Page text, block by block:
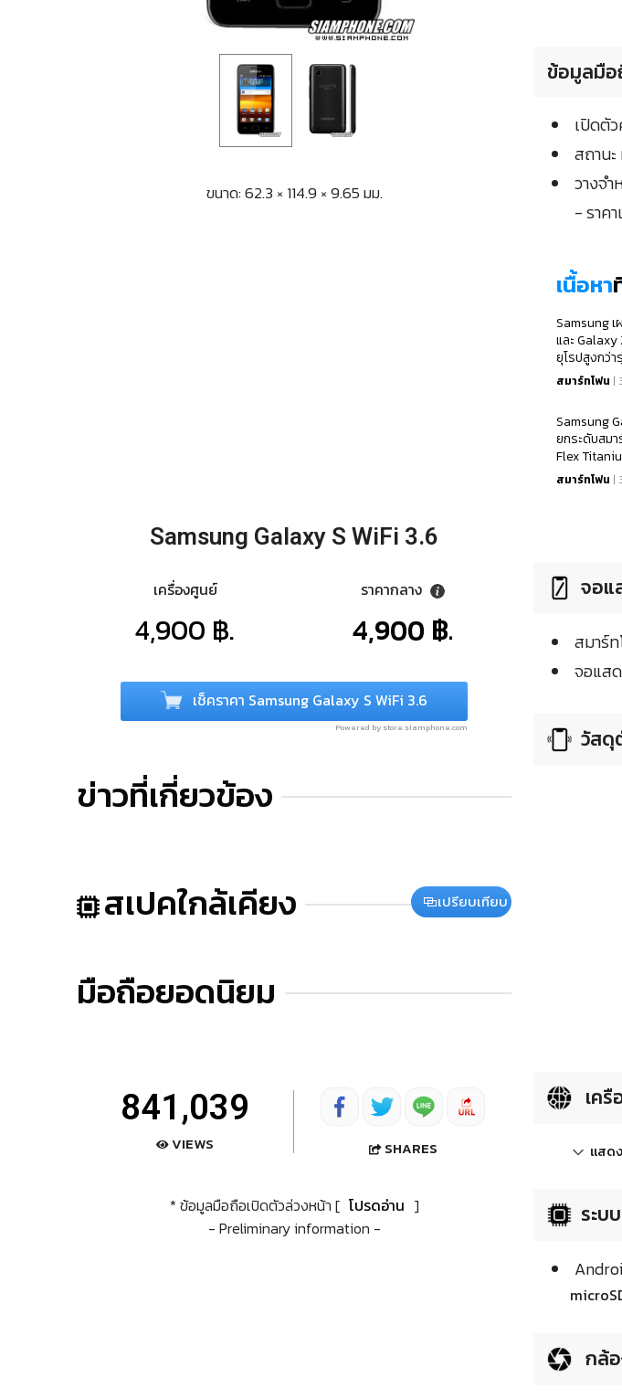
ขนาด: 62.3 × 114.9 × 9.65 มม.
Samsung Galaxy S WiFi 3.6
เครื่องศูนย์
4,900 ฿.
ราคากลาง
4,900 ฿.
เช็คราคา Samsung Galaxy S WiFi 3.6
Powered by store.siamphone.com
ข่าวที่เกี่ยวข้อง
สเปคใกล้เคียง เปรียบเทียบ
มือถือยอดนิยม
841,039
VIEWS SHARES
* ข้อมูลมือถือเปิดตัวล่วงหน้า [ โปรดอ่าน ]
- Preliminary information -
ข้อมูลมือ
เปิดตั
สถานะ
วางจำ
- ราค
เนื้อหา
Samsung
และ Galaxy
ยุโรปสูงกว่
สมาร์ทโฟน |
Samsung
ยกระดับสม
Flex
สเปคจอสุดเ
สมาร์ทโฟน |
จอแ
สมาร์
จอแส
วัสดุ
เค
แสด
ระบ
กล้